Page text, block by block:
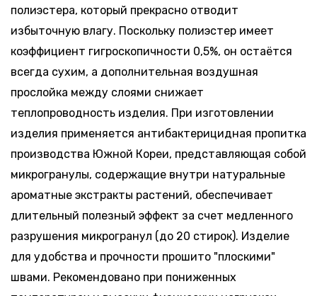
170-176,
60-62
По
запросу
Поступление:
5-10 дней
-
полиэстера, который прекрасно отводит
избыточную влагу. Поскольку полиэстер имеет
коэффициент гигроскопичности 0,5%, он остаётся
всегда сухим, а дополнительная воздушная
прослойка между слоями снижает
теплопроводность изделия. При изготовлении
изделия применяется антибактерицидная пропитка
производства Южной Кореи, представляющая собой
микрогранулы, содержащие внутри натуральные
ароматные экстракты растений, обеспечивает
длительный полезный эффект за счет медленного
разрушения микрогранул (до 20 стирок). Изделие
для удобства и прочности прошито "плоскими"
швами. Рекомендовано при пониженных